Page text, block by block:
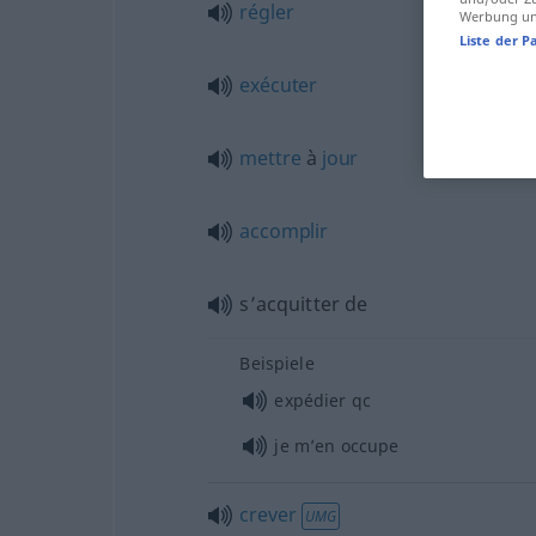
régler
exécuter
mettre à jour
accomplir
s’acquitter de
Beispiele
expédier qc
je m’en occupe
crever UMG
Werbung
Liste der